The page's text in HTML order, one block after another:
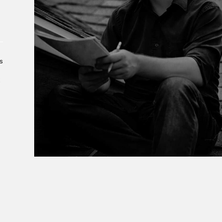
À propos du Salon
Liste des exposant·e·s
Liste des auteur·rice·s